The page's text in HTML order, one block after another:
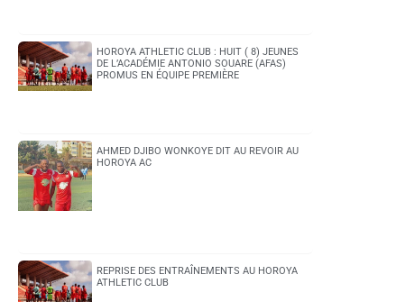
HOROYA ATHLETIC CLUB : HUIT ( 8) JEUNES
DE L’ACADÉMIE ANTONIO SOUARE (AFAS)
PROMUS EN ÉQUIPE PREMIÈRE
AHMED DJIBO WONKOYE DIT AU REVOIR AU
HOROYA AC
REPRISE DES ENTRAÎNEMENTS AU HOROYA
ATHLETIC CLUB